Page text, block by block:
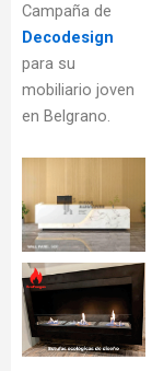
Campaña de
Decodesign
para su
mobiliario joven
en Belgrano.